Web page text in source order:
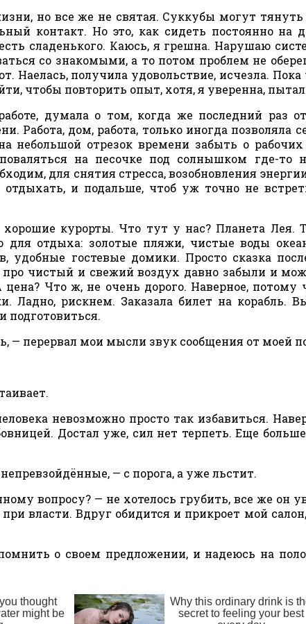
но все же не святая. Суккубы могут
контакт. Но это, как сидеть постоянно на
сладенького. Каюсь, я грешна. Нарушаю
со знакомыми, а то потом проблем не
Наелась, получила удовольствие, исчезла.
чтобы повторить опыт, хотя, я уверенна,
думала о том, когда же последний раз
Работа, дом, работа, только иногда позволяла
небольшой отрезок времени забыть о
на песочке под солнышком где-то
для снятия стресса, возобновления
и подальше, чтоб уж точно не
курорты. Что тут у нас? Планета Лея.
для отдыха: золотые пляжи, чистые воды
удобные гостевые домики. Просто сказка
чистый и свежий воздух давно забыли и
Что ж, не очень дорого. Наверное, потому
Ладно, рискнем. Заказала билет на корабль.
подготовиться.
— перервал мои мысли звук сообщения от моей
невозможно просто так избавиться.
Достал уже, сил нет терпеть. Еще больше
— с порога, а уже льстит.
вопросу? — не хотелось грубить, все же он
власти. Вдруг обидится и прикроет мой
о своем предложении, и надеюсь на